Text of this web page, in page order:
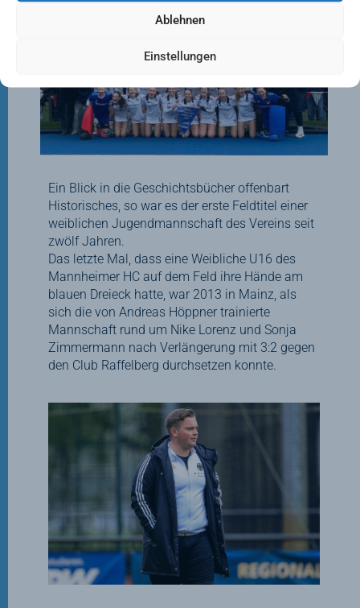
Ablehnen
Einstellungen
Ein Blick in die Geschichtsbücher offenbart
Historisches, so war es der erste Feldtitel einer
weiblichen Jugendmannschaft des Vereins seit
zwölf Jahren.
Das letzte Mal, dass eine Weibliche U16 des
Mannheimer HC auf dem Feld ihre Hände am
blauen Dreieck hatte, war 2013 in Mainz, als
sich die von Andreas Höppner trainierte
Mannschaft rund um Nike Lorenz und Sonja
Zimmermann nach Verlängerung mit 3:2 gegen
den Club Raffelberg durchsetzen konnte.